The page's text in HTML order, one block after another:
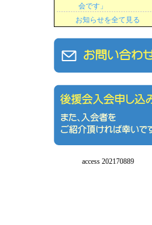
会です」
お知らせを全て見る
access 202170889